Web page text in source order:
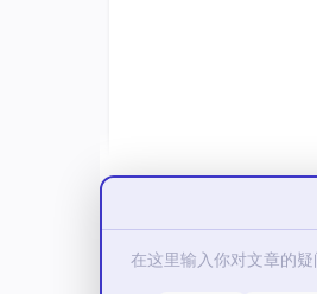
论基础部分引用权威
性，最后通过实验数
技术，始于城市治理